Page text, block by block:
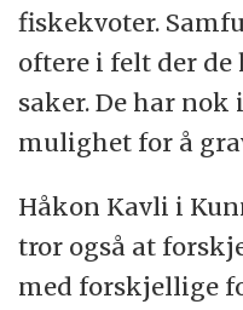
fiskekvoter.
oftere i felt der
saker. De har
mulighet for å
Håkon Kavli i
tror også at
med forskjellige